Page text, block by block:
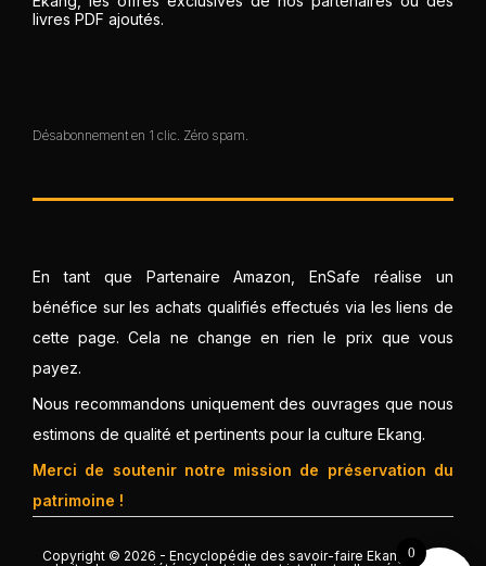
livres PDF ajoutés.
Désabonnement en 1 clic. Zéro spam.
En tant que Partenaire Amazon, EnSafe réalise un
bénéfice sur les achats qualifiés effectués via les liens de
cette page. Cela ne change en rien le prix que vous
payez.
Nous recommandons uniquement des ouvrages que nous
estimons de qualité et pertinents pour la culture Ekang.
Merci de soutenir notre mission de préservation du
patrimoine !
Copyright © 2026 - Encyclopédie des savoir-faire Ekang. Tous
0